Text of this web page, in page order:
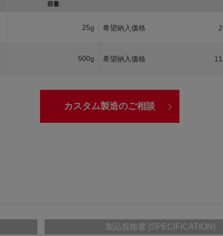
容量
25g 希望納入価格
500g 希望納入価格
カスタム製造のご相談
製品規格書 (SPECIFICATION)